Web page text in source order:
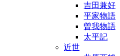
吉田兼好
平家物語
曽我物語
太平記
近世